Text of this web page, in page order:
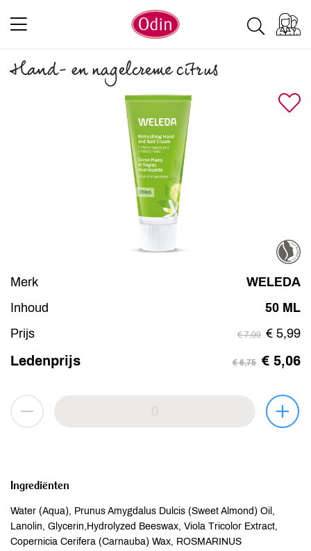
Hand- en nagelcreme citrus
Merk
WELEDA
Inhoud
50 ML
Prijs
€ 7,99 € 5,99
Ledenprijs € 6,75 € 5,06
Ingrediënten
Water (Aqua), Prunus Amygdalus Dulcis (Sweet Almond) Oil,
Lanolin, Glycerin,Hydrolyzed Beeswax, Viola Tricolor Extract,
Copernicia Cerifera (Carnauba) Wax, ROSMARINUS